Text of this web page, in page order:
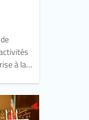
à la…